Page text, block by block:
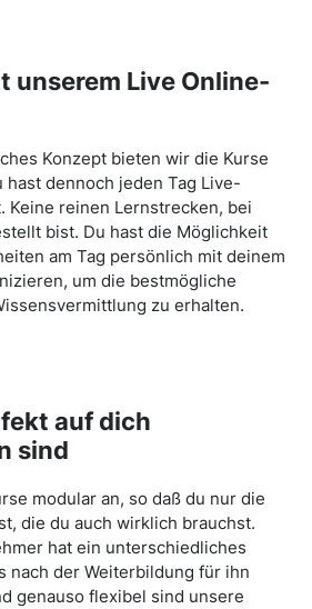
unserem Live Online-
Konzept bieten wir die Kurse
hast dennoch jeden Tag Live-
Keine reinen Lernstrecken, bei
bist. Du hast die Möglichkeit
am Tag persönlich mit deinem
um die bestmögliche
zu erhalten.
auf dich
sind
modular an, so daß du nur die
die du auch wirklich brauchst.
hat ein unterschiedliches
nach der Weiterbildung für ihn
genauso flexibel sind unsere